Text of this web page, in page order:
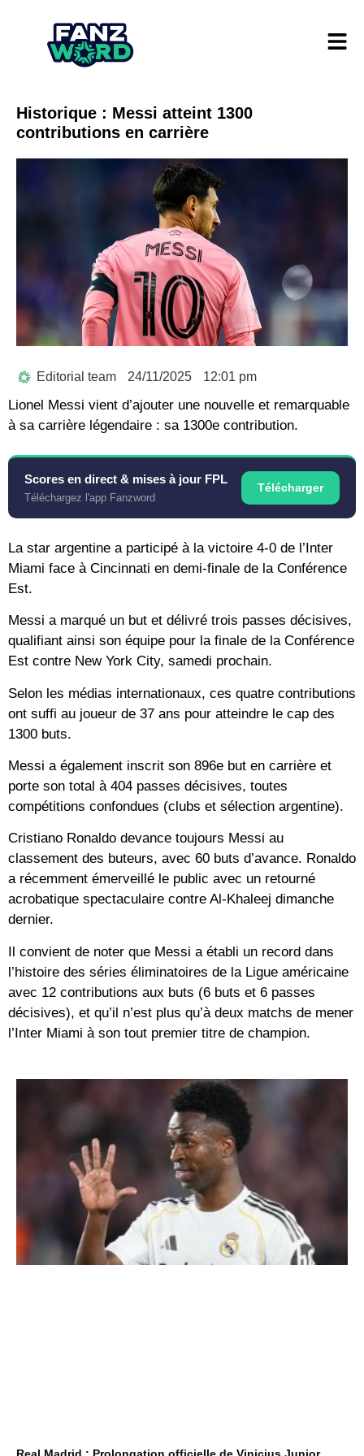
Historique : Messi atteint 1300
contributions en carrière
Editorial team 24/11/2025 12:01 pm
Lionel Messi vient d’ajouter une nouvelle et remarquable
à sa carrière légendaire : sa 1300e contribution.
Scores en direct & mises à jour FPL
Téléchargez l'app Fanzword
Télécharger
La star argentine a participé à la victoire 4-0 de l’Inter
Miami face à Cincinnati en demi-finale de la Conférence
Est.
Messi a marqué un but et délivré trois passes décisives,
qualifiant ainsi son équipe pour la finale de la Conférence
Est contre New York City, samedi prochain.
Selon les médias internationaux, ces quatre contributions
ont suffi au joueur de 37 ans pour atteindre le cap des
1300 buts.
Messi a également inscrit son 896e but en carrière et
porte son total à 404 passes décisives, toutes
compétitions confondues (clubs et sélection argentine).
Cristiano Ronaldo devance toujours Messi au
classement des buteurs, avec 60 buts d’avance. Ronaldo
a récemment émerveillé le public avec un retourné
acrobatique spectaculaire contre Al-Khaleej dimanche
dernier.
Il convient de noter que Messi a établi un record dans
l’histoire des séries éliminatoires de la Ligue américaine
avec 12 contributions aux buts (6 buts et 6 passes
décisives), et qu’il n’est plus qu’à deux matchs de mener
l’Inter Miami à son tout premier titre de champion.
Real Madrid : Prolongation officielle de Vinicius Junior